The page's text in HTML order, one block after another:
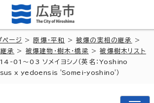
ページ >原爆・平和 >被爆の実相の継承
>
承
> 被爆建物・樹木・橋梁 >被爆樹木リスト
01～03 ソメイヨシノ（英名： Yoshino
x yedoensis 'Somei-yoshino' ）